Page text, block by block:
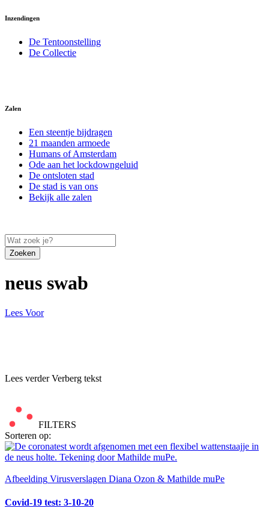
Inzendingen
De Tentoonstelling
De Collectie
Zalen
Een steentje bijdragen
21 maanden armoede
Humans of Amsterdam
Ode aan het lockdowngeluid
De ontsloten stad
De stad is van ons
Bekijk alle zalen
Zoeken
neus swab
Lees Voor
Lees verderVerberg tekst
FILTERS
Sorteren op:
Afbeelding Virusverslagen Diana Ozon & Mathilde muPe
Covid-19 test: 3-10-20